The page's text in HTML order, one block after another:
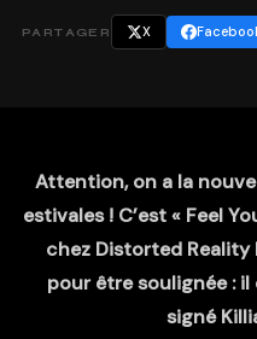
PARTAGER X
Attention, on a la
estivales ! C’est « Feel
chez Distorted Reality
pour être soulignée :
signé